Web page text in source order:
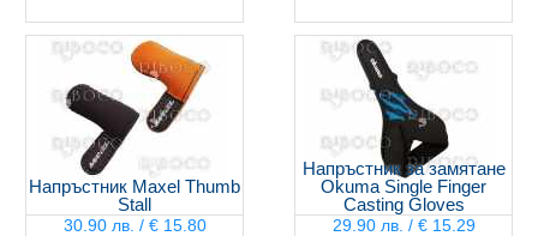
Напръстник Maxel Thumb
Stall
30.90 лв. / € 15.80
Напръстник за замятане
Okuma Single Finger
Casting Gloves
29.90 лв. / € 15.29